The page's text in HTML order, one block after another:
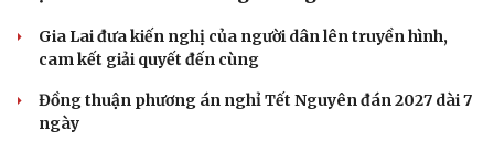
Gia Lai đưa kiến nghị của người dân lên truyền hình,
cam kết giải quyết đến cùng
Đồng thuận phương án nghỉ Tết Nguyên đán 2027 dài 7
ngày